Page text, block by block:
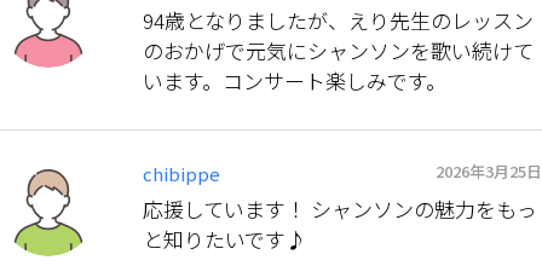
94歳となりましたが、えり先生のレッスン
のおかげで元気にシャンソンを歌い続けて
います。コンサート楽しみです。
chibippe 2026年3月25日
応援しています！ シャンソンの魅力をもっ
と知りたいです♪